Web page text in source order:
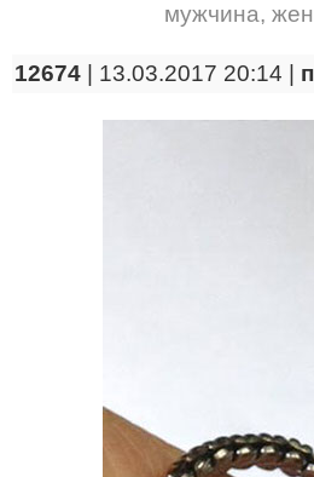
мужчина,
12674 | 13.03.2017 20:14 |